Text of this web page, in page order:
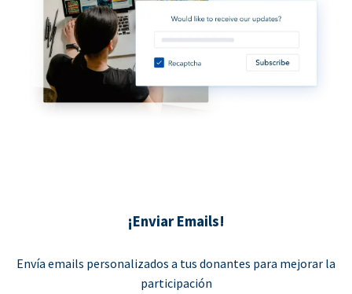
¡Enviar Emails!
Envía emails personalizados a tus donantes para mejorar la
participación